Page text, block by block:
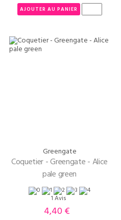
AJOUTER AU PANIER
Greengate
Coquetier - Greengate - Alice
pale green
1 Avis
Prix
4,40 €